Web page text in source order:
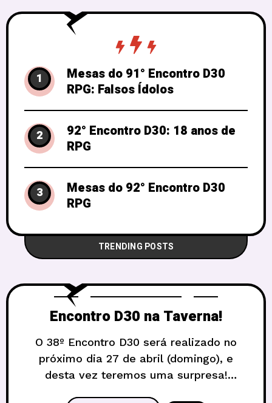
1
Mesas do 91° Encontro D30
RPG: Falsos Ídolos
2
92° Encontro D30: 18 anos de
RPG
3
Mesas do 92° Encontro D30
RPG
TRENDING POSTS
Encontro D30 na Taverna!
O 38º Encontro D30 será realizado no
próximo dia 27 de abril (domingo), e
desta vez teremos uma surpresa!